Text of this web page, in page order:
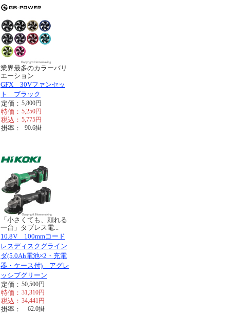
業界最多のカラーバリ
エーション
GFX 30Vファンセッ
ト ブラック
定価： 5,800円
特価： 5,250円
税込： 5,775円
掛率： 90.6掛
「小さくても、頼れる
一台」タブレス電...
10.8V 100mmコード
レスディスクグライン
ダ(5.0Ah電池×2・充電
器・ケース付) アグレ
ッシブグリーン
定価： 50,500円
特価： 31,310円
税込： 34,441 円
掛率： 62.0掛